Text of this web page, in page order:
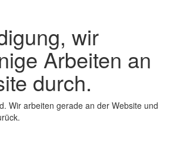
wir
Arbeiten an
durch.
Wir arbeiten gerade an der Website und